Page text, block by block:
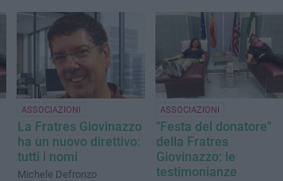
ASSOCIAZIONI
La Fratres Giovinazzo
ha un nuovo direttivo:
tutti i nomi
Michele Defronzo
ASSOCIAZIONI
"Festa del donatore"
della Fratres
Giovinazzo: le
testimonianze